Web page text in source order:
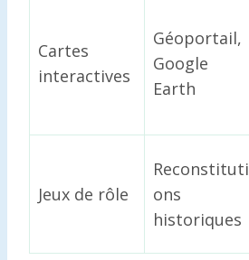
Cartes
interactives
Géoportail,
Google
Earth
Jeux de rôle
Reconstituti
ons
historiques